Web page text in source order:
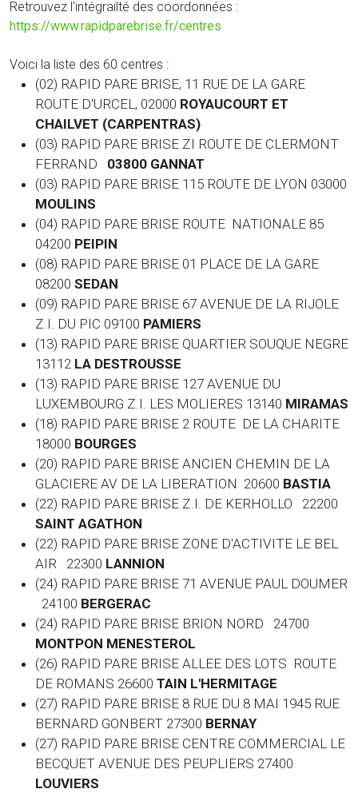
Retrouvez l'intégrailté des coordonnées :
https://www.rapidparebrise.fr/centres
Voici la liste des 60 centres :
(02) RAPID PARE BRISE, 11 RUE DE LA GARE
ROUTE D'URCEL, 02000 ROYAUCOURT ET
CHAILVET (CARPENTRAS)
(03) RAPID PARE BRISE ZI ROUTE DE CLERMONT
FERRAND 03800 GANNAT
(03) RAPID PARE BRISE 115 ROUTE DE LYON 03000
MOULINS
(04) RAPID PARE BRISE ROUTE NATIONALE 85
04200 PEIPIN
(08) RAPID PARE BRISE 01 PLACE DE LA GARE
08200 SEDAN
(09) RAPID PARE BRISE 67 AVENUE DE LA RIJOLE
Z.I. DU PIC 09100 PAMIERS
(13) RAPID PARE BRISE QUARTIER SOUQUE NEGRE
13112 LA DESTROUSSE
(13) RAPID PARE BRISE 127 AVENUE DU
LUXEMBOURG Z.I. LES MOLIERES 13140 MIRAMAS
(18) RAPID PARE BRISE 2 ROUTE DE LA CHARITE
18000 BOURGES
(20) RAPID PARE BRISE ANCIEN CHEMIN DE LA
GLACIERE AV DE LA LIBERATION 20600 BASTIA
(22) RAPID PARE BRISE Z.I. DE KERHOLLO 22200
SAINT AGATHON
(22) RAPID PARE BRISE ZONE D'ACTIVITE LE BEL
AIR 22300 LANNION
(24) RAPID PARE BRISE 71 AVENUE PAUL DOUMER
24100 BERGERAC
(24) RAPID PARE BRISE BRION NORD 24700
MONTPON MENESTEROL
(26) RAPID PARE BRISE ALLEE DES LOTS ROUTE
DE ROMANS 26600 TAIN L'HERMITAGE
(27) RAPID PARE BRISE 8 RUE DU 8 MAI 1945 RUE
BERNARD GONBERT 27300 BERNAY
(27) RAPID PARE BRISE CENTRE COMMERCIAL LE
BECQUET AVENUE DES PEUPLIERS 27400
LOUVIERS